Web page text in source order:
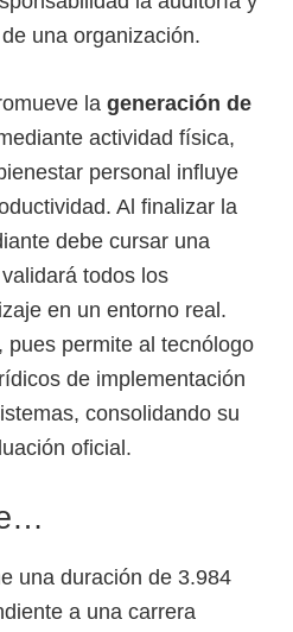
una organización.
la generación de
actividad física,
personal influye
Al finalizar la
debe cursar una
todos los
en un entorno real.
pues permite al tecnólogo
de implementación
consolidando su
oficial.
una duración de 3.984
a una carrera